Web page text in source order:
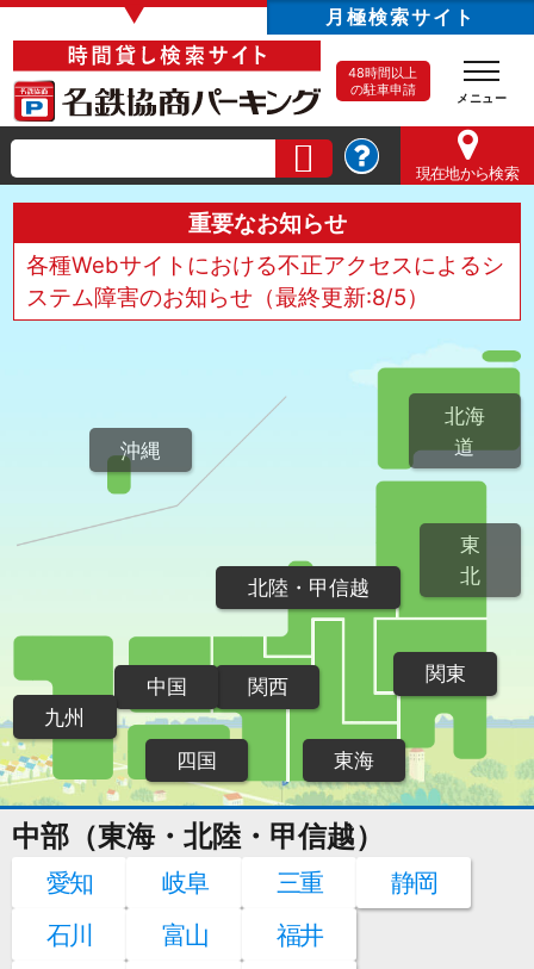
▼ 月極検索サイト
48時間以上
の駐車申請
現在地から検索
重要なお知らせ
各種Webサイトにおける不正アクセスによるシ
ステム障害のお知らせ（最終更新:8/5）
北海
道
東
北
関東
北陸・甲信越
東海
関西
中国
四国
九州
沖縄
中部（東海・北陸・甲信越）
愛知 岐阜 三重
静岡
石川
富山
福井